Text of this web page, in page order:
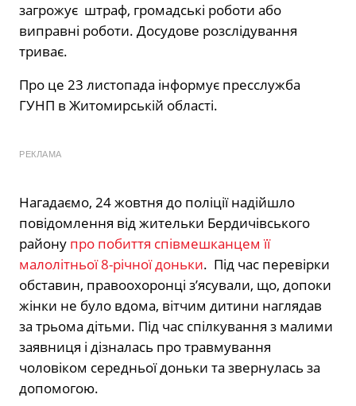
загрожує штраф, громадські роботи або
виправні роботи. Досудове розслідування
триває.
Про це 23 листопада інформує пресслужба
ГУНП в Житомирській області.
РЕКЛАМА
Нагадаємо, 24 жовтня до поліції надійшло
повідомлення від жительки Бердичівського
району про побиття співмешканцем її
малолітньої 8-річної доньки. Під час перевірки
обставин, правоохоронці з’ясували, що, допоки
жінки не було вдома, вітчим дитини наглядав
за трьома дітьми. Під час спілкування з малими
заявниця і дізналась про травмування
чоловіком середньої доньки та звернулась за
допомогою.